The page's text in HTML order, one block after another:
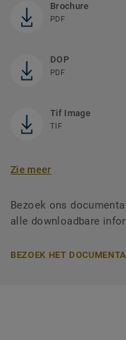
Brochure
PDF
DOP
PDF
Tif Image
TIF
Zie meer
Bezoek ons
alle downloadbare
BEZOEK HET